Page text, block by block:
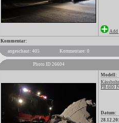
Add
Kommentar:
angeschaut: 405
Kommentare: 0
Photo ID 26604
Modell:
PB 600
Datum: